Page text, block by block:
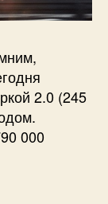
2.0 (245
000